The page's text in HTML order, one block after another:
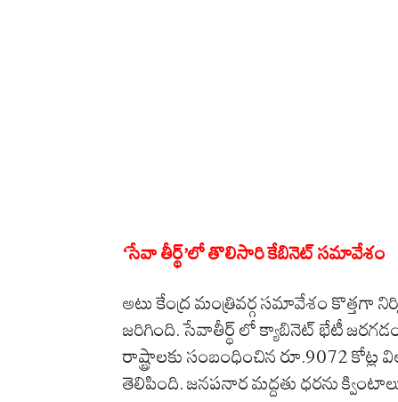
‘సేవా తీర్థ్‌’లో తొలిసారి కేబినెట్ సమావేశం
అటు కేంద్ర మంత్రివర్గ సమావేశం కొత్తగా
జరిగింది. సేవాతీర్థ్‌ లో క్యాబినెట్‌ భేటీ
రాష్ట్రాలకు సంబంధించిన రూ.9072 కోట్ల
తెలిపింది. జనపనార మద్దతు ధరను